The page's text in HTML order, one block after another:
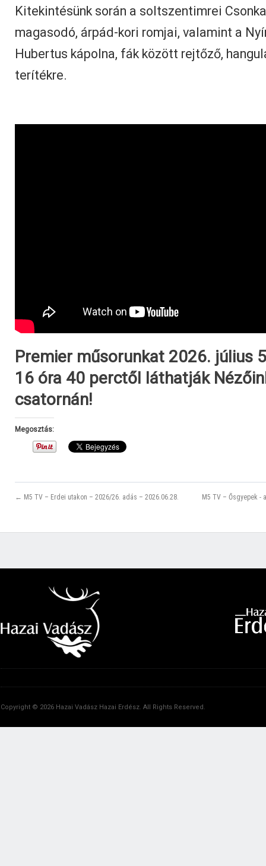
Kitekintésünk során a soltszentimrei
magasodó, árpád-kori romjai, valamint a
Hubertus kápolna, fák között rejtőző,
terítékre.
Premier műsorunkat 2026. július
16 óra 40 perctől láthatják
csatornán!
Megosztás:
← M5 TV – Erdei utakon – 2026/26. adás – 2026.06.28. M5 TV – Ősgyepek
Copyright © 2026 Hazai Vadász Hazai Erdész. All Rights Reserved.